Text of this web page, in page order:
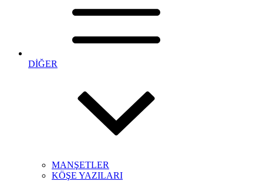
DİĞER
MANŞETLER
KÖŞE YAZILARI